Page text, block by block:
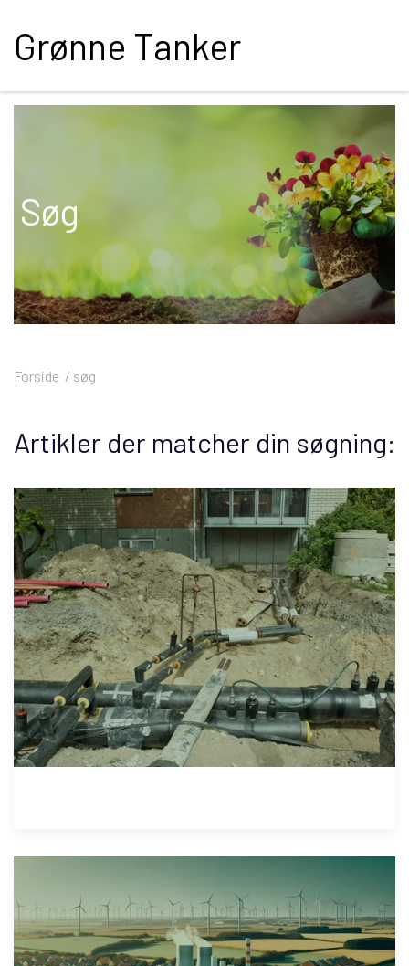
Grønne Tanker
Søg
Forside søg
Artikler der matcher din søgning: